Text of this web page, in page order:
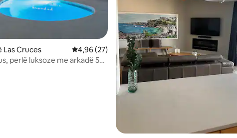
5, 148 vlerësime
Las Cruces Vlerësimi mesatar 4,96 nga 5, 27 vlerësime
4,96 (27)
perlë luksoze me arkadë 50